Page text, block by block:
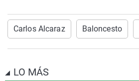
Carlos Alcaraz Baloncesto
LO MÁS